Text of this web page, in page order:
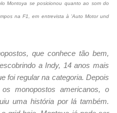
Montoya se posicionou quanto ao som do
na F1, em entrevista à 'Auto Motor und
que conhece tão bem,
a Indy, 14 anos mais
foi regular na categoria. Depois
monopostos americanos, o
uma história por lá também.